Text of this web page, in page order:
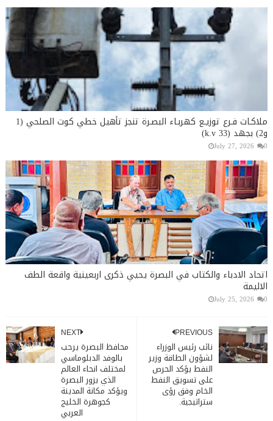
ملاكـات فـرع توزيـع كهربـاء البصـرة تنجز تأهيل خطي كوت الصلحي (1
و2) بجهد (33 k.v)
July 27, 2026 0
اتحاد الادباء والكتاب في البصرة يحيي ذكرى اربعينية واقعة الطف
الاليمة
July 25, 2026 0
NEXT
محافظ البصرة يرحب
بالوفد الدبلوماسي
لمختلف انحاء العالم
الذي يزور البصرة
ويؤكد مكانة المدينة
كجوهرة الخليج
العربي
PREVIOUS
نائب رئيس الوزراء
لشؤون الطاقة وزير
النفط يؤكد الحرص
على تسويق النفط
الخام وفق رؤى
ستراتيجية.